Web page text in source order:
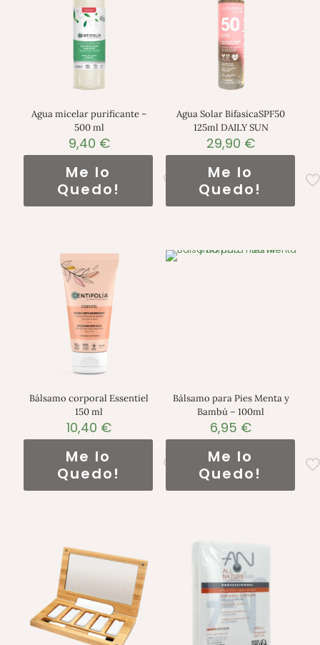
Agua micelar purificante –
500 ml
9,40 €
Me lo
Quedo!
Agua Solar BifasicaSPF50
125ml DAILY SUN
29,90 €
Me lo
Quedo!
Bálsamo corporal Essentiel
150 ml
10,40 €
Me lo
Quedo!
Bálsamo para Pies Menta y
Bambú – 100ml
6,95 €
Me lo
Quedo!